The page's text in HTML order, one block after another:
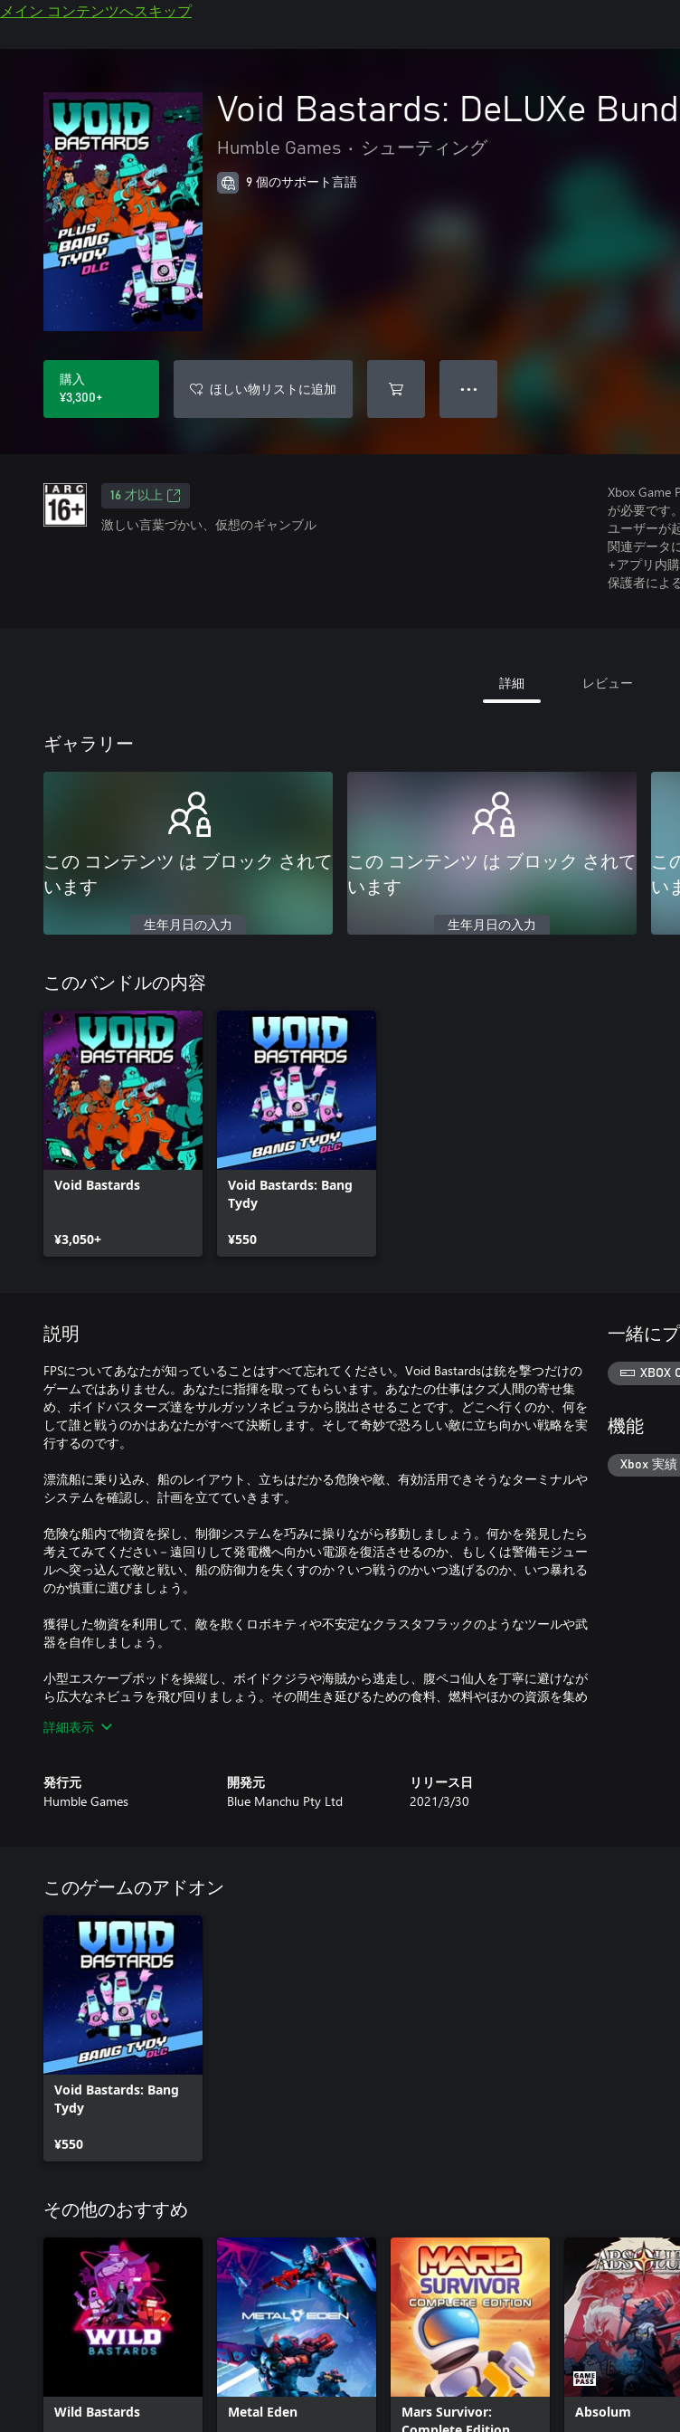
メイン コンテンツへスキップ
Void Bastards: DeLUXe
Humble Games • シューティング
9 個のサポート言語
購入
¥3,300+
ほしい物リストに追加 ● ● ●
16 才以上
激しい言葉づかい、仮想のギャンブル
Xbox Game
が必要です。
ユーザーが
関連データ
+アプリ内
保護者によ
詳細 レビュー
ギャラリー
この コンテンツ は ブロック されて
います
生年月日の入力
この コンテンツ は ブロック されて
います
生年月日の入力
こ
い
このバンドルの内容
Void Bastards
¥3,050+
Void Bastards: Bang
Tydy
¥550
説明
FPSについてあなたが知っていることはすべて忘れてください。Void Bastardsは銃を撃つだけの
ゲームではありません。あなたに指揮を取ってもらいます。あなたの仕事はクズ人間の寄せ集
め、ボイドバスターズ達をサルガッソネビュラから脱出させることです。どこへ行くのか、何を
して誰と戦うのかはあなたがすべて決断します。そして奇妙で恐ろしい敵に立ち向かい戦略を実
行するのです。
漂流船に乗り込み、船のレイアウト、立ちはだかる危険や敵、有効活用できそうなターミナルや
システムを確認し、計画を立てていきます。
危険な船内で物資を探し、制御システムを巧みに操りながら移動しましょう。何かを発見したら
考えてみてください－遠回りして発電機へ向かい電源を復活させるのか、もしくは警備モジュー
ルへ突っ込んで敵と戦い、船の防御力を失くすのか？いつ戦うのかいつ逃げるのか、いつ暴れる
のか慎重に選びましょう。
獲得した物資を利用して、敵を欺くロボキティや不安定なクラスタフラックのようなツールや武
器を自作しましょう。
小型エスケープポッドを操縦し、ボイドクジラや海賊から逃走し、腹ペコ仙人を丁寧に避けなが
ら広大なネビュラを飛び回りましょう。その間生き延びるための食料、燃料やほかの資源を集め
続けなくてはいけません。
配なく、過去に組み立てた道具もすべて引き継がれます。
り、アイアンマン・チャレンジをクリアしよう！
詳細表示
発行元
Humble Games
開発元
Blue Manchu Pty Ltd
リリース日
2021/3/30
一緒に
XBOX
機能
Xbox 実績
このゲームのアドオン
Void Bastards: Bang
Tydy
¥550
その他のおすすめ
Wild Bastards Metal Eden
Mars Survivor:
Absolum